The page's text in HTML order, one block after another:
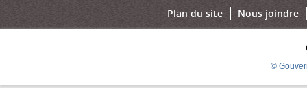
Plan du site Nous joindre
©